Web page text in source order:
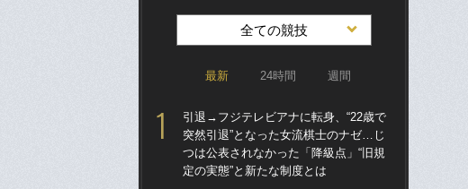
全ての競技
最新 24時間 週間
引退→フジテレビアナに転身、“22歳で
突然引退”となった女流棋士のナゼ…じ
つは公表されなかった「降級点」“旧規
定の実態”と新たな制度とは